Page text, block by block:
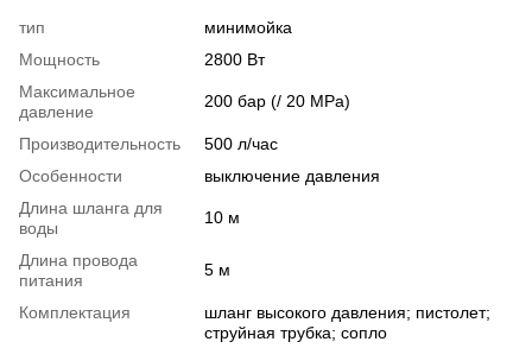
тип
минимойка
Мощность
2800 Вт
Максимальное
давление
200 бар (/ 20 MPa)
Производительность
500 л/час
Особенности
выключение давления
Длина шланга для
воды
10 м
Длина провода
питания
5 м
Комплектация
шланг высокого давления; пистолет;
струйная трубка; сопло